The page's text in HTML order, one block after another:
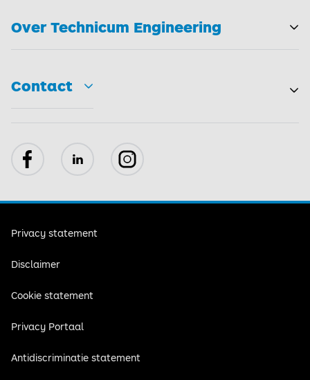
Over Technicum Engineering
Contact
FacebookLinkedIn Instagram
Privacy statement
Disclaimer
Cookie statement
Privacy Portaal
Antidiscriminatie statement